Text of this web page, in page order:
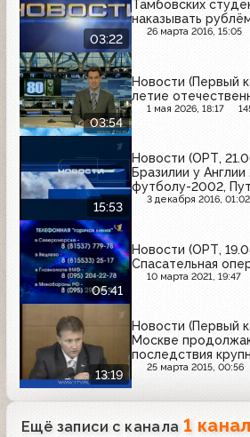
03:22
Тамбовских
наказывать
26 марта 2016, 15:05
03:54
Новости (Первый
летие
1 мая 2026, 18:17
15:53
Новости (ОРТ,
Бразилии у
футболу-2002,
совещание
3 декабря 2016, 01:02
05:41
Новости (ОРТ,
Спасательная
10 марта 2021, 19:47
13:19
Новости (Первый
Москве
последствия
энергосистеме
25 марта 2015, 00:56
Ещё записи с канала 1